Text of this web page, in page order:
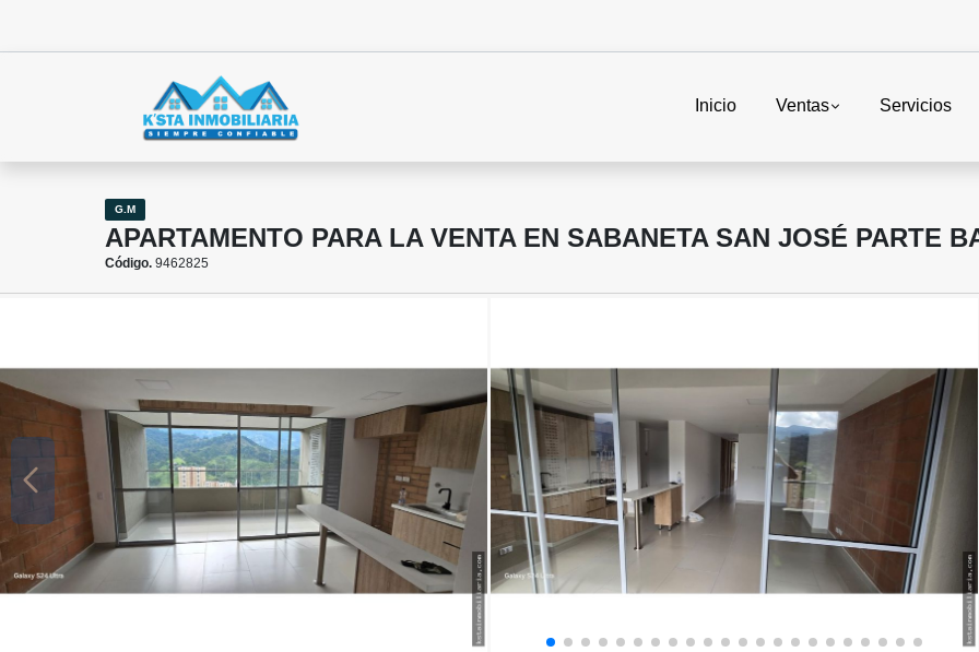
Inicio Ventas Servicios
G.M
APARTAMENTO PARA LA VENTA EN SABANETA SAN JOSÉ PARTE
Código. 9462825